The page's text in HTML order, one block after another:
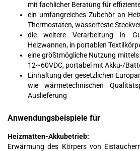
mit fachlicher Beratung für
ein umfangreiches Zubehör an
Thermostaten, wasserfeste
die weitere Verarbeitung in
Heizwannen, in portablen
eine größtmögliche Nutzung
12~60VDC, portabel mit Akku-/
Einhaltung der gesetzlichen
wie wärmetechnischen
Auslieferung
Anwendungsbeispiele für
Heizmatten-Akkubetrieb:
Erwärmung des Körpers von